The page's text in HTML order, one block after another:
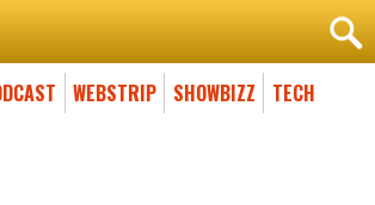
WEBSTRIP SHOWBIZZ TECH